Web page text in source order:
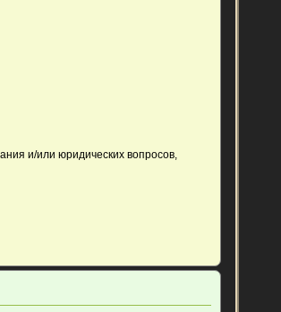
и/или юридических вопросов,